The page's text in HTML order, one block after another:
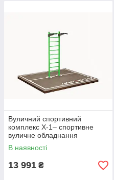
Вуличний спортивний
комплекс Х-1– спортивне
вуличне обладнання
В наявності
13 991 ₴